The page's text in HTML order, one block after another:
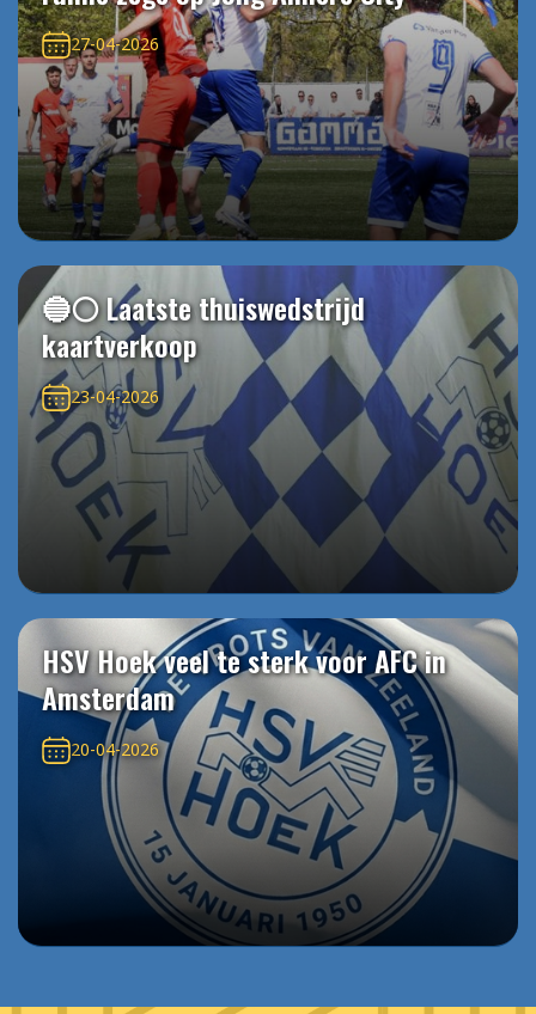
27-04-2026
🔵⚪️ Laatste thuiswedstrijd
kaartverkoop
23-04-2026
HSV Hoek veel te sterk voor AFC in
Amsterdam
20-04-2026